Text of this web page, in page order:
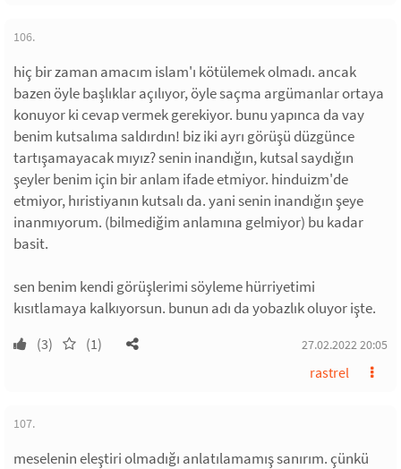
106.
hiç bir zaman amacım islam'ı kötülemek olmadı. ancak
bazen öyle başlıklar açılıyor, öyle saçma argümanlar ortaya
konuyor ki cevap vermek gerekiyor. bunu yapınca da vay
benim kutsalıma saldırdın! biz iki ayrı görüşü düzgünce
tartışamayacak mıyız? senin inandığın, kutsal saydığın
şeyler benim için bir anlam ifade etmiyor. hinduizm'de
etmiyor, hıristiyanın kutsalı da. yani senin inandığın şeye
inanmıyorum. (bilmediğim anlamına gelmiyor) bu kadar
basit.
sen benim kendi görüşlerimi söyleme hürriyetimi
kısıtlamaya kalkıyorsun. bunun adı da yobazlık oluyor işte.
(3) (1) 27.02.2022 20:05
rastrel
107.
meselenin eleştiri olmadığı anlatılamamış sanırım. çünkü